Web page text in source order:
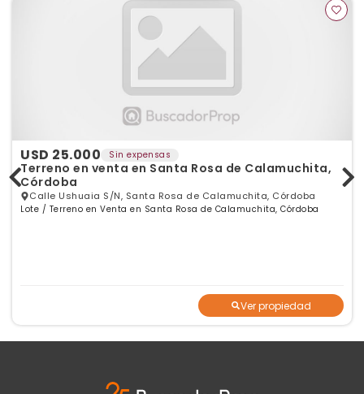
USD 25.000 Sin expensas
Terreno en venta en Santa Rosa de Calamuchita,
Córdoba
Calle Ushuaia S/N, Santa Rosa de Calamuchita, Córdoba
Lote / Terreno en Venta en Santa Rosa de Calamuchita, Córdoba
Ver propiedad